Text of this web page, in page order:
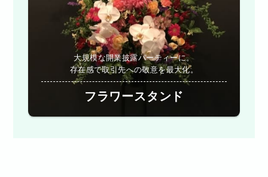
大規模な開業披露パーティーに。
存在感で取引先への敬意を最大化。
フラワースタンド